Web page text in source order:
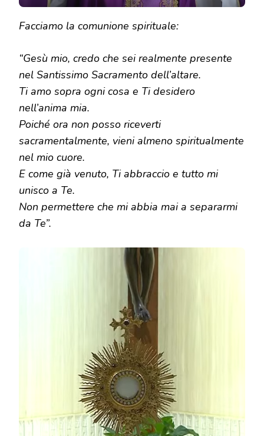
Facciamo la comunione spirituale:
“Gesù mio, credo che sei realmente presente
nel Santissimo Sacramento dell’altare.
Ti amo sopra ogni cosa e Ti desidero
nell’anima mia.
Poiché ora non posso riceverti
sacramentalmente, vieni almeno spiritualmente
nel mio cuore.
E come già venuto, Ti abbraccio e tutto mi
unisco a Te.
Non permettere che mi abbia mai a separarmi
da Te”.